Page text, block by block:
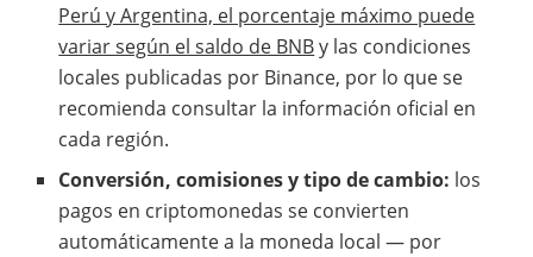
Perú y Argentina, el porcentaje máximo puede
variar según el saldo de BNBy las condiciones
locales publicadas por Binance, por lo que se
recomienda consultar la información oficial en
cada región.
Conversión, comisiones y tipo de cambio: los
pagos en criptomonedas se convierten
automáticamente a la moneda local — por